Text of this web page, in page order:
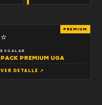
PREMIUM
⭐
ESCALAR
PACK PREMIUM UGA
VER DETALLE ↗